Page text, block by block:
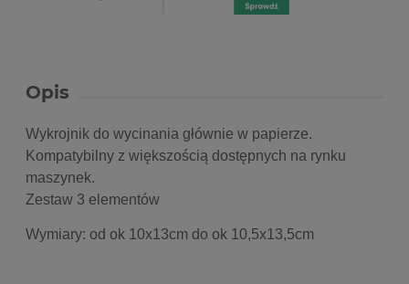
Opis
Wykrojnik do wycinania głównie w papierze.
Kompatybilny z większością dostępnych na rynku
maszynek.
Zestaw 3 elementów
Wymiary: od ok 10x13cm do ok 10,5x13,5cm